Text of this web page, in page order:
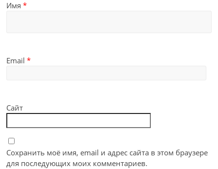
Имя*
Email*
Сайт
Сохранить моё имя, email и адрес сайта в этом браузере
для последующих моих комментариев.